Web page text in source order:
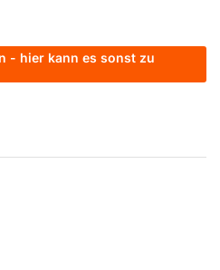
- hier kann es sonst zu